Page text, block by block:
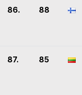
86. 88
87. 85